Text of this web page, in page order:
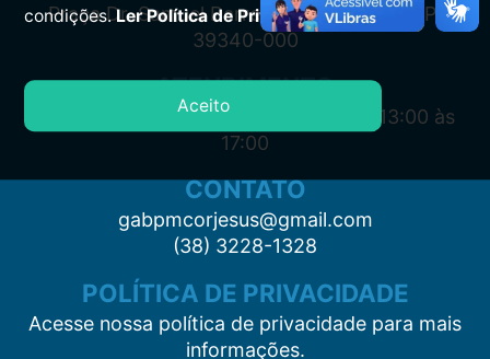
Praça Dr. Samuel Barreto, s/n, Centro CEP:
39340-000
ATENDIMENTO
Segunda à Sexta: 7:00 às 11:00 e das 13:00 às
17:00
CONTATO
gabpmcorjesus@gmail.com
(38) 3228-1328
POLÍTICA DE PRIVACIDADE
Acesse nossa política de privacidade para mais
informações.
condições.Ler Política de Privacidade.
Aceito